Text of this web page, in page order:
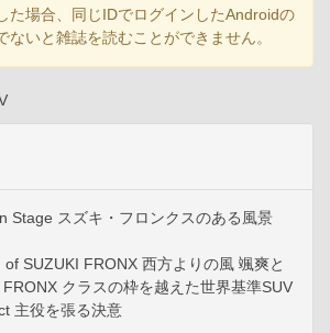
た場合、同じIDでログインしたAndroidの
ないと雑誌を読むことができません。
Stage スズキ・フロンクスのある風景
SUZUKI FRONX 西方よりの風 颯爽と
クラスの枠を越えた世界基準SUV
主役を張る決意